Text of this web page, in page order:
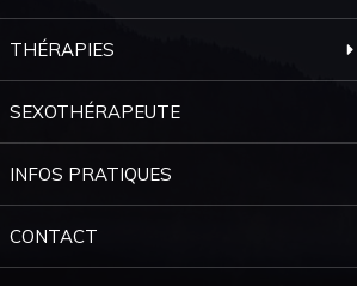
THÉRAPIES
SEXOTHÉRAPEUTE
INFOS PRATIQUES
CONTACT